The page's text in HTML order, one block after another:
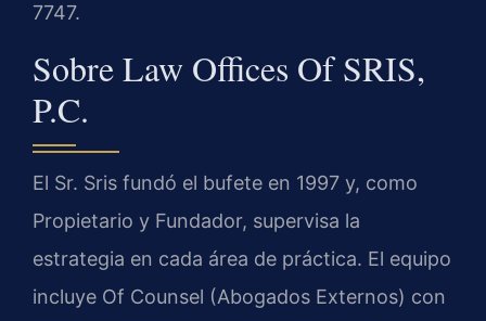
7747.
Sobre Law Offices Of SRIS,
P.C.
El Sr. Sris fundó el bufete en 1997 y, como
Propietario y Fundador, supervisa la
estrategia en cada área de práctica. El equipo
incluye Of Counsel (Abogados Externos) con